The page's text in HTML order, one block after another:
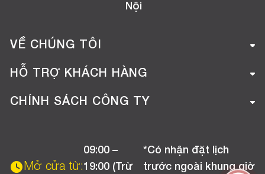
Nội
VỀ CHÚNG TÔI
Giới thiệu công ty
Tuyển dụng
HỖ TRỢ KHÁCH HÀNG
Hướng dẫn mua hàng online
Chương trình khuyến mãi
CHÍNH SÁCH CÔNG TY
Chính sách bảo hành
Mở cửa từ:
09:00 –
19:00 (Trừ
*Có nhận đặt lịch
trước ngoài khung giờ